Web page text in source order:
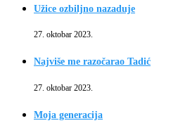
Užice ozbiljno nazaduje
27. oktobar 2023.
Najviše me razočarao Tadić
27. oktobar 2023.
Moja generacija